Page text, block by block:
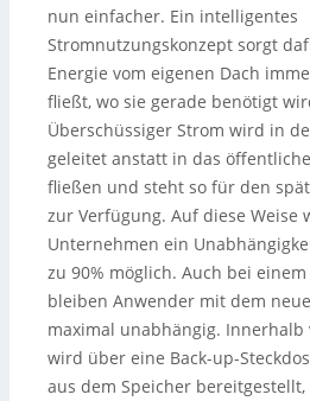
nun einfacher. Ein intelligentes
Stromnutzungskonzept sorgt
Energie vom eigenen Dach
fließt, wo sie gerade benötigt
Überschüssiger Strom wird in
geleitet anstatt in das
fließen und steht so für den
zur Verfügung. Auf diese Weise
Unternehmen ein
zu 90% möglich. Auch bei
bleiben Anwender mit dem
maximal unabhängig. Innerhalb
wird über eine Back-up-
aus dem Speicher bereitgestellt,